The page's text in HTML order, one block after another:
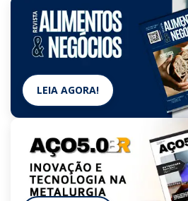
LEIA AGORA!